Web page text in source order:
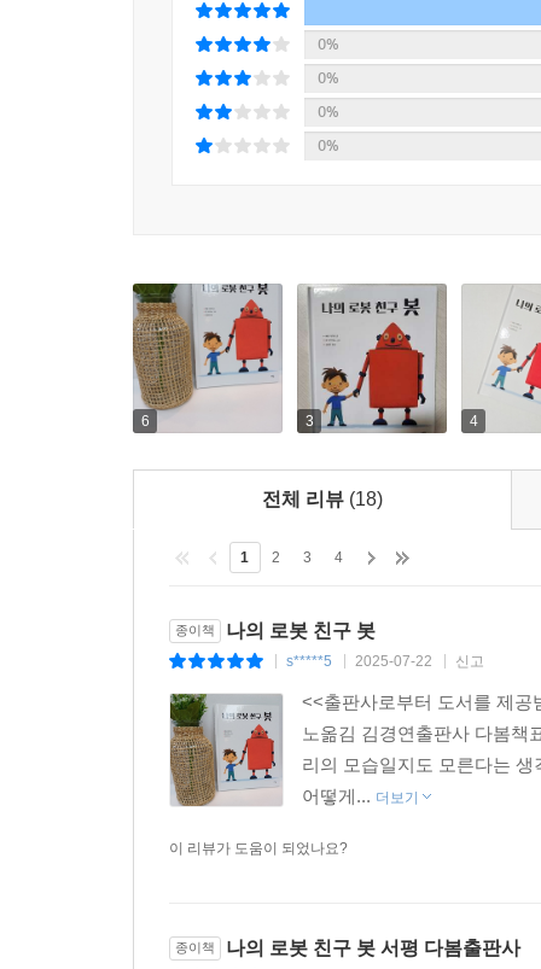
0%
0%
0%
0%
6 3 4
전체 리뷰 (18)
1 2 3 4
종이책 나의 로봇 친구 봇
s*****5 2025-07-22 신고
<<출판사로부터 도서를 제공
노옮김 김경연출판사 다봄책
리의 모습일지도 모른다는
어떻게... 더보기
이 리뷰가 도움이 되었나요?
종이책 나의 로봇 친구 봇 서평 다봄출판사